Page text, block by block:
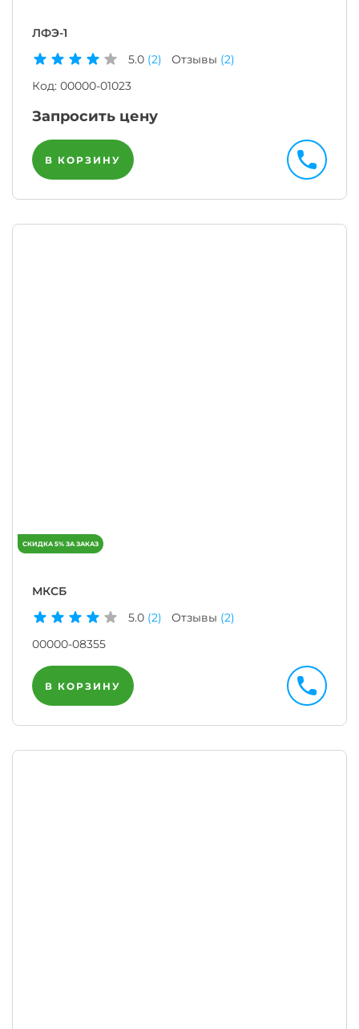
ЛФЭ-1
5.0 (2) Отзывы (2)
Код: 00000-01023
Запросить цену
В КОРЗИНУ
МКСБ
5.0 (2) Отзывы (2)
00000-08355
В КОРЗИНУ